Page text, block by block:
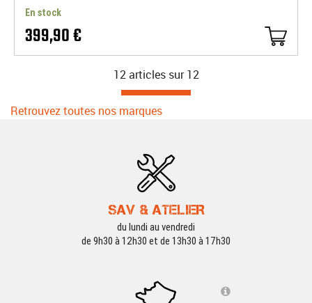
En stock
399,90 €
12 articles sur 12
Retrouvez toutes nos marques
SAV & ATELIER
du lundi au vendredi
de 9h30 à 12h30 et de 13h30 à 17h30